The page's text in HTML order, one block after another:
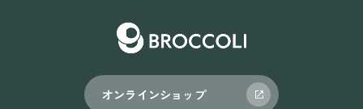
オンラインショップ